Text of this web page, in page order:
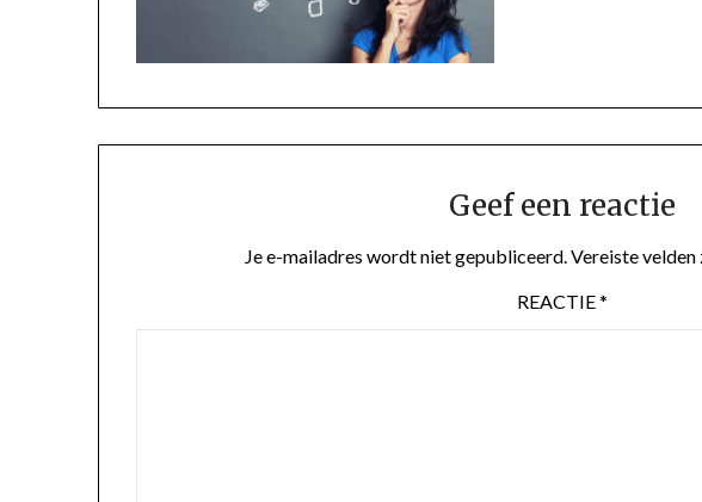
Geef een reactie
Je e-mailadres wordt niet gepubliceerd.Vereiste
REACTIE*